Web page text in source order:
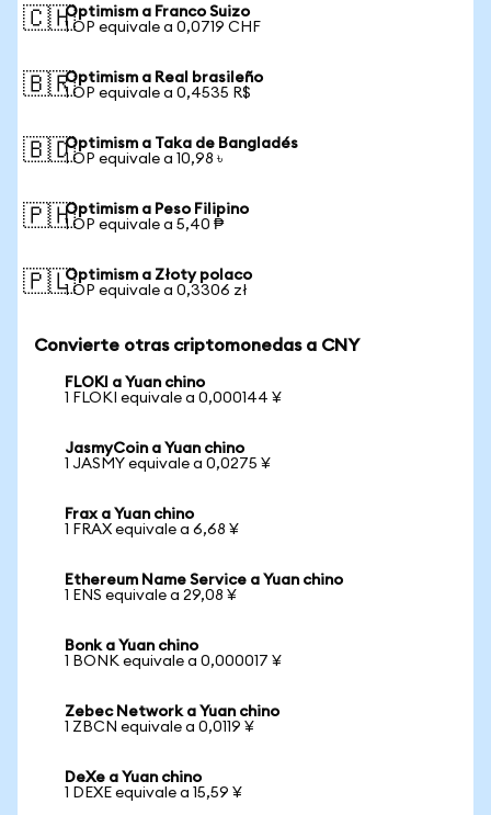
🇨🇭Optimism a Franco Suizo
1 OP equivale a 0,0719 CHF
🇧🇷Optimism a Real brasileño
1 OP equivale a 0,4535 R$
🇧🇩Optimism a Taka de Bangladés
1 OP equivale a 10,98 ৳
🇵🇭Optimism a Peso Filipino
1 OP equivale a 5,40 ₱
🇵🇱Optimism a Złoty polaco
1 OP equivale a 0,3306 zł
Convierte otras criptomonedas a CNY
FLOKI a Yuan chino
1 FLOKI equivale a 0,000144 ¥
JasmyCoin a Yuan chino
1 JASMY equivale a 0,0275 ¥
Frax a Yuan chino
1 FRAX equivale a 6,68 ¥
Ethereum Name Service a Yuan chino
1 ENS equivale a 29,08 ¥
Bonk a Yuan chino
1 BONK equivale a 0,000017 ¥
Zebec Network a Yuan chino
1 ZBCN equivale a 0,0119 ¥
DeXe a Yuan chino
1 DEXE equivale a 15,59 ¥